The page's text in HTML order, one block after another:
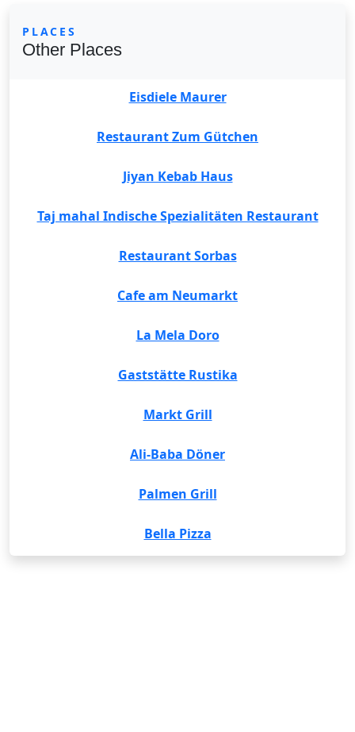
PLACES
Other Places
Eisdiele Maurer
Restaurant Zum Gütchen
Jiyan Kebab Haus
Taj mahal Indische Spezialitäten Restaurant
Restaurant Sorbas
Cafe am Neumarkt
La Mela Doro
Gaststätte Rustika
Markt Grill
Ali-Baba Döner
Palmen Grill
Bella Pizza